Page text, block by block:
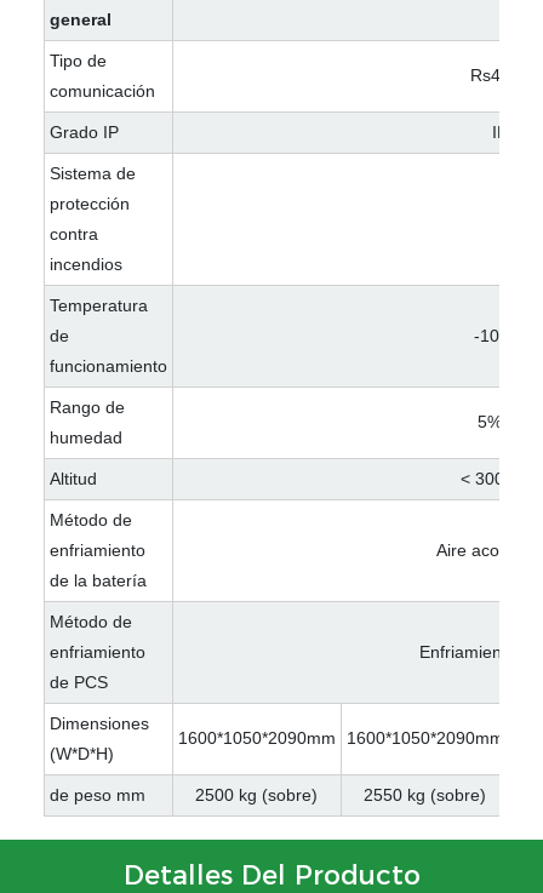
general
Tipo de
comunicación
Rs485/
Grado IP IP54
Sistema de
protección
contra
incendios
Temperatura
de
funcionamiento
-
Rango de
humedad
Altitud <
Método de
enfriamiento
de la batería
Aire
Método de
enfriamiento
de PCS
Enfriamiento
Dimensiones
(W*D*H)
1600*1050*2090mm 1600*1050*2090mm
de peso mm 2500 kg (sobre) 2550 kg (sobre)
Detalles Del Producto